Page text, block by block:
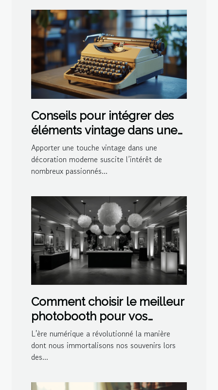
Conseils pour intégrer des
éléments vintage dans une
décoration moderne
Apporter une touche vintage dans une
décoration moderne suscite l’intérêt de
nombreux passionnés...
Comment choisir le meilleur
photobooth pour vos
événements spéciaux
L'ère numérique a révolutionné la manière
dont nous immortalisons nos souvenirs lors
des...